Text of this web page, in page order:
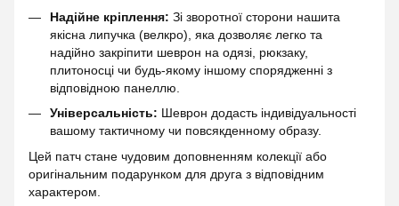
Надійне кріплення: Зі зворотної сторони нашита
якісна липучка (велкро), яка дозволяє легко та
надійно закріпити шеврон на одязі, рюкзаку,
плитоносці чи будь-якому іншому спорядженні з
відповідною панеллю.
Універсальність: Шеврон додасть індивідуальності
вашому тактичному чи повсякденному образу.
Цей патч стане чудовим доповненням колекції або
оригінальним подарунком для друга з відповідним
характером.